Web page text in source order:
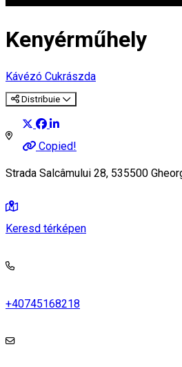
Kenyérműhely
Kávézó Cukrászda
Distribuie
Copied!
Strada Salcâmului 28, 535500
Keresd térképen
+40745168218